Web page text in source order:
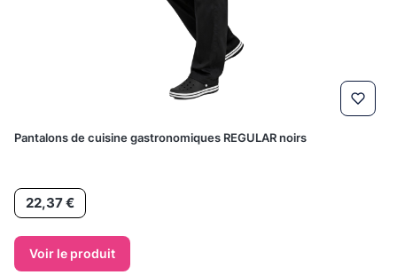
Pantalons de cuisine gastronomiques REGULAR noirs
Prix22,37 €
Voir le produit